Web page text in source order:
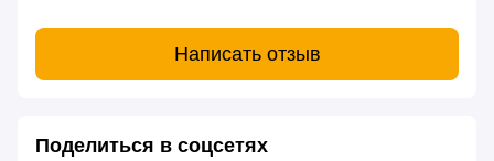
Написать отзыв
Поделиться в соцсетях